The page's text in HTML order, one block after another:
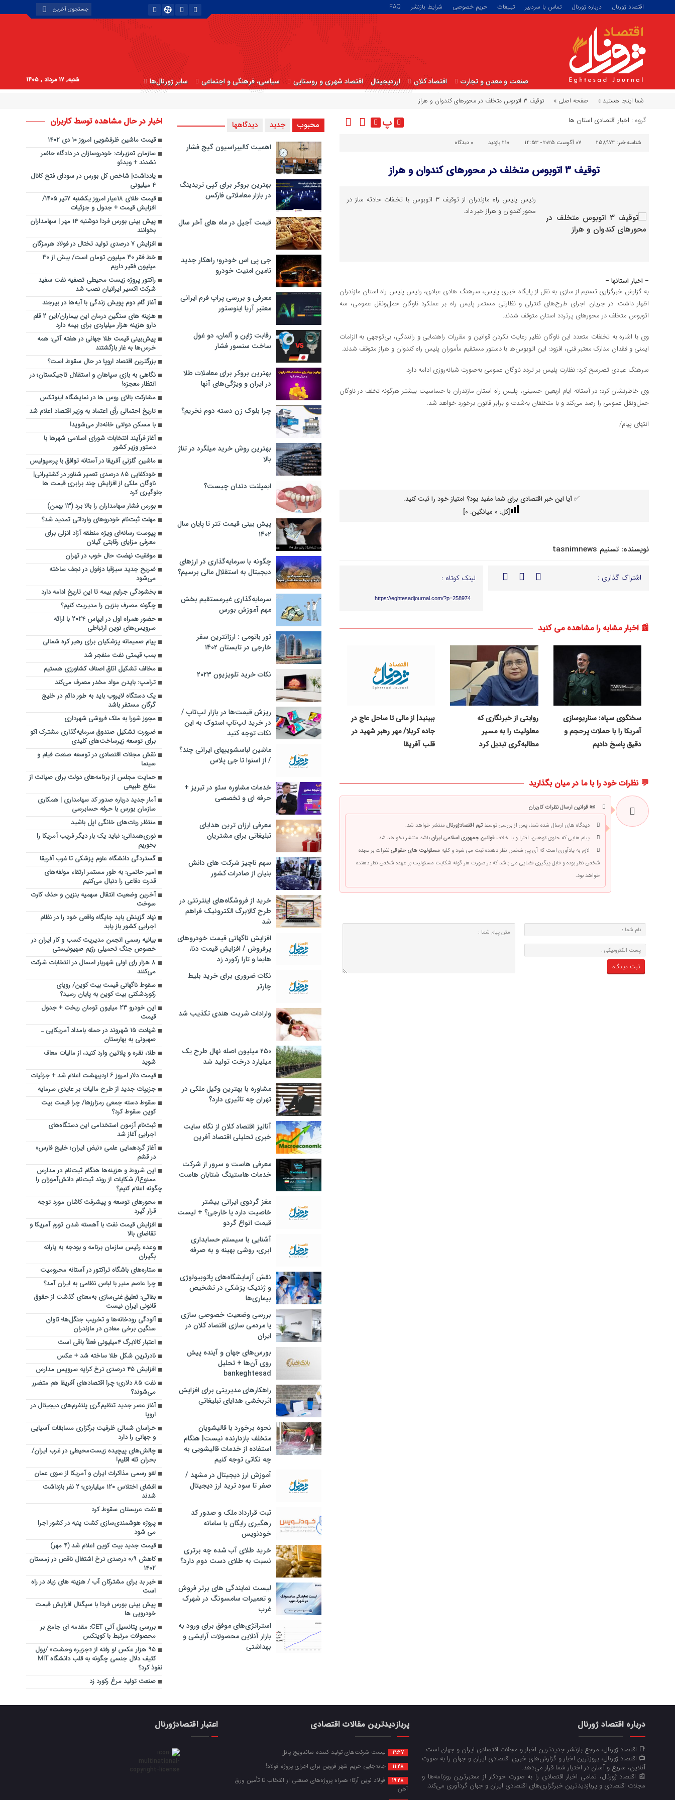
اقتصاد ژورنال درباره ژورنال تماس با سردبیر تبلیغات حریم خصوصی شرایط بازنشر FAQ
صنعت و معدن و تجارت اقتصاد کلان ارزدیجیتال اقتصاد شهری و روستایی سیاسی، فرهنگی و اجتماعی سایر ژورنال‌ها شنبه, ۱۷ مرداد , ۱۴۰۵
شما اینجا هستید » صفحه اصلی » توقیف ۳ اتوبوس متخلف در محورهای کندوان و هراز
گروه : اخبار اقتصادی استان ها پ
شناسه خبر: 258974 07 آگوست 2025 - 14:53 210 بازدید ۰ دیدگاه
توقیف ۳ اتوبوس متخلف در محورهای کندوان و هراز
رئیس پلیس راه مازندران از توقیف ۳ اتوبوس با تخلفات حادثه ساز در
محور کندوان و هراز خبر داد.
– اخبار استانها –
به گزارش خبرگزاری تسنیم از سازی به نقل از پایگاه خبری پلیس، سرهنگ هادی عبادی، رئیس پلیس راه استان مازندران
اظهار داشت: در جریان اجرای طرح‌های کنترلی و نظارتی مستمر پلیس راه بر عملکرد ناوگان حمل‌ونقل عمومی، سه
اتوبوس متخلف در محورهای پرتردد استان متوقف شدند.
وی با اشاره به تخلفات متعدد این ناوگان نظیر رعایت نکردن قوانین و مقررات راهنمایی و رانندگی، بی‌توجهی به الزامات
ایمنی و فقدان مدارک معتبر فنی، افزود: این اتوبوس‌ها با دستور مستقیم مأموران پلیس راه کندوان و هراز متوقف شدند.
سرهنگ عبادی تصرسح کرد: نظارت پلیس بر تردد ناوگان عمومی به‌صورت شبانه‌روزی ادامه دارد.
وی خاطرنشان کرد: در آستانه ایام اربعین حسینی، پلیس راه استان مازندران با حساسیت بیشتر هرگونه تخلف در ناوگان
حمل‌ونقل عمومی را رصد می‌کند و با متخلفان به‌شدت و برابر قانون برخورد خواهد شد.
انتهای پیام/
✅ آیا این خبر اقتصادی برای شما مفید بود؟ امتیاز خود را ثبت کنید.
[کل: 0 میانگین: 0
]
نویسنده: تسنیم tasnimnews
اشتراک گذاری : لینک کوتاه :
https://eghtesadjournal.com/?p=258974
📰 اخبار مشابه را مشاهده می کنید
سخنگوی سپاه: سناریوسازی
آمریکا را با حملات پرحجم‌‌ و
دقیق‌ پاسخ دادیم
روایتی از خبرنگاری که
معلولیت را به مسیر
مطالبه‌گری تبدیل کرد
ببینید| از مالی تا ساحل عاج در
جاده کربلا/ مهر رهبر شهید در
قلب آفریقا
💬 نظرات خود را با ما در میان بگذارید
📜 قوانین ارسال نظرات کاربران
دیدگاه های ارسال شده شما، پس از بررسی توسط تیم اقتصادژورنال منتشر خواهد شد.
پیام هایی که حاوی توهین، افترا و یا خلاف قوانین جمهوری اسلامی ایرانباشد منتشر نخواهد شد.
لازم به یادآوری است که آی پی شخص نظر دهنده ثبت می شود و کلیه مسئولیت های حقوقینظرات بر عهده
شخص نظر بوده و قابل پیگیری قضایی می باشد که در صورت هر گونه شکایت مسئولیت بر عهده شخص نظر دهنده
خواهد بود.
محبوب جدید دیدگاهها
اهمیت کالیبراسیون گیج فشار
بهترین بروکر برای کپی‌ تریدینگ
در بازار معاملاتی فارکس
قیمت آجیل در ماه های آخر سال
جی پی اس خودرو؛ راهکار جدید
تامین امنیت خودرو
معرفی و بررسی پراپ فرم ایرانی
معتبر آریا اینوستور
رقابت ژاپن و آلمان، دو غول
ساخت سنسور فشار
بهترین بروکر برای معاملات طلا
در ایران و ویژگی‌های آنها
چرا بلوک زن دسته دوم نخریم؟
بهترین روش خرید میلگرد در تناژ
بالا
ایمپلنت دندان چیست؟
پیش بینی قیمت تتر تا پایان سال
۱۴۰۲
چگونه با سرمایه‌گذاری در ارزهای
دیجیتال به استقلال مالی برسیم؟
سرمایه‌گذاری غیرمستقیم بخش
مهم آموزش بورس
تور باتومی : ارزانترین سفر
خارجی در تابستان ۱۴۰۲
نکات خرید تلویزیون ۲۰۲۳
ریزش قیمت‌ها در بازار لپ‌تاپ /
در خرید لپ‌تاپ استوک به این
نکات توجه کنید
ماشین لباسشویی‎های ایرانی چند؟
/ از اسنوا تا جی پلاس
خدمات مشاوره سئو در تبریز +
حرفه ای و تخصصی
معرفی ارزان ترین هدایای
تبلیغاتی برای مشتریان
سهم ناچیز شرکت های دانش
بنیان از صادرات کشور
خرید از فروشگاه‌های اینترنتی در
طرح کالابرگ الکترونیک فراهم
شد
افزایش ناگهانی قیمت خودروهای
پرفروش / افزایش قیمت دنا،
هایما و تارا رکورد زد
نکات ضروری برای خرید بلیط
چارتر
وارادات شربت هندی تکذیب شد
۲۵۰ میلیون اصله نهال طرح یک
میلیارد درخت تولید شد
مشاوره با بهترین وکیل ملکی در
تهران چه تاثیری دارد؟
آنالیز اقتصاد کلان از نگاه سایت
خبری تحلیلی اقتصاد آفرین
معرفی هاست و سرور از شرکت
خدمات هاستینگ شتابان هاست
مغز گردوی ایرانی بیشتر
خاصیت دارد یا خارجی؟ + لیست
قیمت انواع گردو
آشنایی با سیستم حسابداری
ابری، روشی بهینه و به صرفه
نقش آزمایشگاه‌های پاتوبیولوژی
و ژنتیک پزشکی در تشخیص
بیماری‌ها
بررسی وضعیت خصوصی سازی
یا مردمی سازی اقتصاد کلان در
ایران
بورس‌های جهان و آینده پیش
روی آن‌ها + تحلیل
bankeghtesad
راهکارهای مدیریتی برای افزایش
اثربخشی هدایای تبلیغاتی
نحوه برخورد با قالیشویان
متخلف بازدارنده نیست| هنگام
استفاده از خدمات قالیشویی به
چه نکاتی توجه کنیم
آموزش ارز دیجیتال در مشهد /
صفر تا سود ترید ارز دیجیتال
ثبت قرارداد ملک و صدور کد
رهگیری رایگان با سامانه
خودنویس
خرید طلای آب شده چه برتری
نسبت به طلای دست دوم دارد؟
لیست نمایندگی های برتر فروش
و تعمیرات سامسونگ در شهرک
غرب
استراتژی‌های موفق برای ورود به
بازار آنلاین محصولات آرایشی و
بهداشتی
اخبار در حال مشاهده توسط کاربران
قیمت ماشین ظرفشویی امروز ۱۰ دی ۱۴۰۲
سازمان تعزیرات: خودروسازان در دادگاه حاضر
نشدند + ویدئو
یادداشت| شاخص کل بورس در سودای فتح کانال
۴ میلیونی
قیمت طلای ۱۸عیار امروز یکشنبه ۷تیر ۱۴۰۵/
افزایش قیمت + جدول و جزئیات
پیش بینی بورس فردا دوشنبه ۱۴ مهر | سهامداران
بخوانند
افزایش ۷ درصدی تولید تختال در فولاد هرمزگان
خط فقر ۳۰ میلیون تومان است/ بیش از ۳۰
میلیون فقیر داریم
راکتور پروژه زیست محیطی تصفیه نفت سفید
شرکت اکسیر ایرانیان نصب شد
آغاز گام دوم پویش زندگی با آیه‌ها در بیرجند
هزینه های سنگین درمان این بیماران/این ۲ قلم
دارو هزینه هزار میلیاردی برای بیمه دارد
پیش‌بینی‌ قیمت طلا جهانی در هفته آتی: همه
خرس‌ها به غار بازگشتند
بزرگترین اقتصاد اروپا در حال سقوط است؟
نگاهی به بازی سپاهان و استقلال تاجیکستان؛ در
انتظار معجزه!
مشارکت بالای روس ها در نمایشگاه اینوتکس
تاریخ احتمالی رأی اعتماد به وزیر اقتصاد اعلام شد
با مسکن دولتی خانه‌دار می‌شوید!
آغاز فرآیند انتخابات شورای اسلامی شهرها با
دستور وزیر کشور
ماشین گلزنی آفریقا در آستانه توافق با پرسپولیس
خودکفایی ۸۵ درصدی تعمیر شناور در کشتیرانی|
ناوگان ملکی از افزایش چند برابری قیمت ها
جلوگیری کرد
بورس فشار سهامداران را بالا برد (۱۳ بهمن)
مهلت ثبت‌نام خودروهای وارداتی تمدید شد؟
پیوست رسانه‌ای ویژه منطقه آزاد انزلی برای
معرفی مزایای رقابتی گیلان
موفقیت نهضت حال خوب در تهران
ضریح جدید سبزقبا دزفول در نجف ساخته
می‌شود
بخشودگی جرایم بیمه تا این تاریخ ادامه دارد
چگونه مصرف بنزین را مدیریت کنیم؟
حضور همراه اول در ایپاس ۲۰۲۴ با ارائه
سرویس‌های نوین ارتباطی
پیام صمیمانه پزشکیان برای رهبر کره شمالی
بمب قیمتی نفت منفجر شد
مخالف تشکیل اتاق اصناف کشاورزی هستیم
ترامپ: بایدن مواد مخدر مصرف می‌کند
یک دستگاه لایروب باید به طور دائم در خلیج
گرگان مستقر باشد
مجوز شورا به ملک فروشی شهرداری
ضرورت تشکیل صندوق سرمایه‌گذاری مشترک اکو
برای توسعه زیرساخت‌های کلیدی
نقش مجلات اقتصادی در توسعه صنعت فیلم و
سینما
حمایت مجلس از برنامه‌های دولت برای صیانت از
منابع طبیعی
آمار جدید درباره صدور کد سهامداری | همکاری
سازمان بورس با حرفه حسابرسی
منتظر ربات‌های خانگی اپل باشید
نوری‌همدانی: نباید یک بار دیگر فریب آمریکا را
بخوریم‌
گستردگی دانشگاه علوم پزشکی تا غرب آفریقا
امیر حاتمی: به طور مستمر ارتقاء مولفه‌های
قدرت دفاعی را دنبال می‌کنیم
آخرین وضعیت انتقال سهمیه بنزین و حذف کارت
سوخت
نهاد گزینش باید جایگاه واقعی خود را در نظام
اجرایی کشور باز یابد
بیانیه رسمی انجمن مدیریت کسب و کار ایران در
خصوص جنگ تحمیلی رژیم صهیونیستی
۸ هزار رای اولی شهریار امسال در انتخابات شرکت
می‌کنند
سقوط ناگهانی قیمت بیت کوین/ رویای
رکوردشکنی بیت کوین به پایان رسید؟
این خودرو ۲۳ میلیون تومان ریخت + جدول
قیمت
شهادت ۱۵ شهروند در حمله بامداد آمریکایی ـ
صهیونی به بهارستان
طلا، نقره و پلاتین وارد کنید، از مالیات معاف
شوید
قیمت دلار امروز ۶ اردیبهشت اعلام شد + جزئیات
جزییات جدید از طرح مالیات بر عایدی سرمایه
سقوط دسته جمعی رمزارزها/ چرا قیمت بیت
کوین سقوط کرد؟
ثبت‌نام آزمون استخدامی این دستگاه‌های
اجرایی آغاز شد
آغاز گردهمایی علمی «نبض ایران؛ خلیج فارس»
در قشم
این شروط و هزینه‌ها هنگام ثبت‌نام در مدارس
ممنوع!/ شکایات از روند ثبت‌نام دانش‌آموزان را
چگونه اعلام کنیم؟
محورهای توسعه و پیشرفت کاشان مورد توجه
قرار گیرد
افزایش قیمت نفت با آهسته شدن تورم آمریکا و
تقاضای بالا
وعده رئیس سازمان برنامه و بودجه به یارانه
بگیران
ستاره‌های باشگاه تراکتور در آستانه محرومیت
چرا عاصم منیر با لباس نظامی به ایران آمد؟
بقائی: تعلیق غنی‌سازی به‌معنای گذشت از حقوق
قانونی ایران نیست
آلودگی رودخانه‌ها و تخریب جنگل‌ها؛ تاوان
سنگین برخی معادن در مازندران
اعتبار کالابرگ ۴میلیونی فعلاً باقی است
نادرترین شکل طلا ساخته شد + عکس
افزایش ۴۵ درصدی نرخ کرایه سرویس مدارس
نفت ۸۵ دلاری؛ چرا اقتصادهای آفریقا هم متضرر
می‌شوند؟
آغاز عصر جدید تنظیم‌گری پلتفرم‌های دیجیتال در
اروپا
خراسان شمالی ظرفیت برگزاری مسابقات آسیایی
و جهانی را دارد
چالش‌های پیچیده‌‌ زیست‌محیطی در غرب ایران/
بحران تله اقلیم!
لغو رسمی مذاکرات ایران و آمریکا از سوی عمان
افشای اختلاس ۱۲۰ میلیاردی؛‌ ۲ نفر بازداشت
شدند
نفت عربستان سقوط کرد
پروژه هوشمندی‌سازی کشت پنبه در کشور اجرا
می شود
قیمت جدید بیت کوین اعلام شد (۴ مهر)
کاهش ۰٫۹ درصدی نرخ اشتغال ناقص در زمستان
۱۴۰۲
خبر بد برای مشترکان آب / هزینه های زیاد در راه
است
پیش بینی بورس فردا با سیگنال افزایش قیمت
خودرویی ها
بررسی پتانسیل آتی CET: مقدمه ای جامع بر
محصولات مرتبط با کوینکس
۹۵ هزار عکس لو رفته از «جزیره وحشت» /پول
کثیف دلال جنسی چگونه به قلب دانشگاه MIT
نفوذ کرد؟
صنعت تولید مرغ رکورد زد
درباره اقتصاد ژورنال
📑 اقتصاد ژورنال، مرجع بازنشر جدیدترین اخبار و مجلات اقتصادی ایران و جهان است.
📺 اقتصاد ژورنال، بروزترین اخبار و گزارش‌های خبری اقتصادی ایران و جهان را به صورت
آنلاین، سریع و آسان در اختیار شما قرار می‌‌دهد.
📰 اقتصاد ژورنال، تمامی اخبار اقتصادی را به صورت خودکار از معتبرترین روزنامه‌ها و
مجلات اقتصادی و پربازدیدترین خبرگزاری‌های اقتصادی ایران و جهان گردآوری می‌کند.
پربازدیدترین مقالات اقتصادی
19:27 لیست شرکت‌های تولید کننده ساندویچ پانل
11:28 جابه‌جایی حریم شهر قزوین برای اجرای پروژه فولاد!
19:28
فولاد نوین آرکا؛ همراه پروژه‌های صنعتی از انتخاب تا تأمین ورق
آهن
اعتبار اقتصادژورنال